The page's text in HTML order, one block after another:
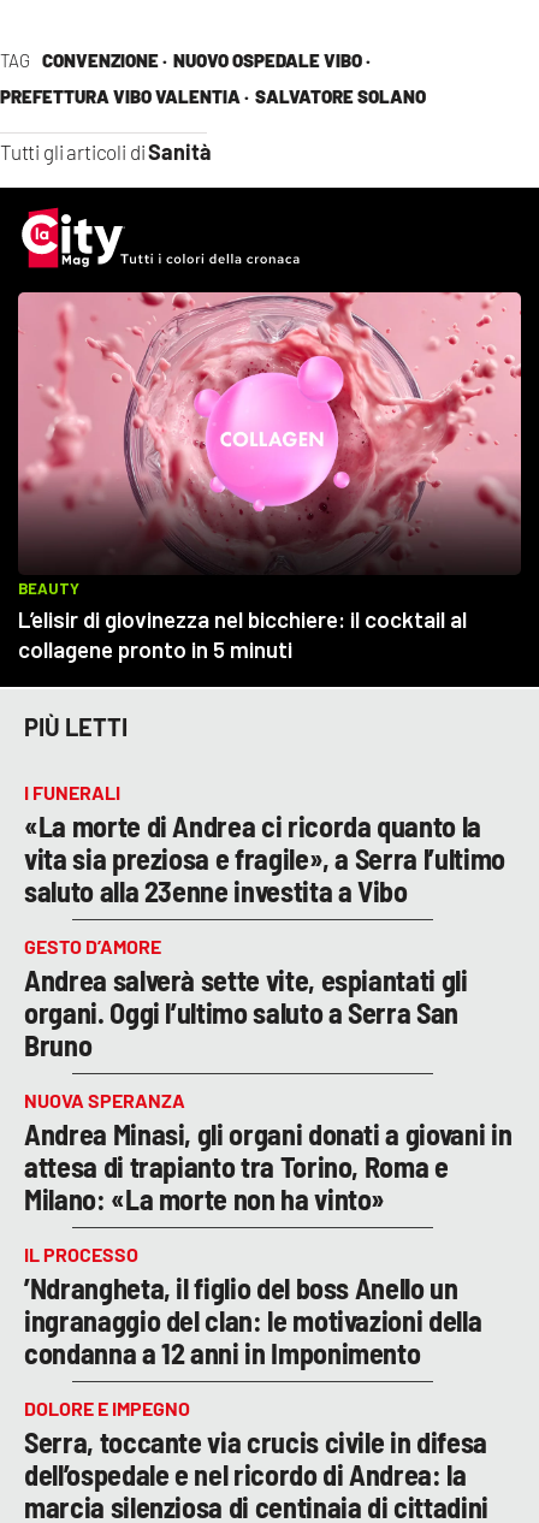
APPLE
TAG CONVENZIONE · NUOVO OSPEDALE VIBO ·
PREFETTURA VIBO VALENTIA · SALVATORE SOLANO
Tutti gli articoli diSanità
PIÙ LETTI
I FUNERALI
«La morte di Andrea ci ricorda quanto la
vita sia preziosa e fragile», a Serra l’ultimo
saluto alla 23enne investita a Vibo
GESTO D’AMORE
Andrea salverà sette vite, espiantati gli
organi. Oggi l’ultimo saluto a Serra San
Bruno
NUOVA SPERANZA
Andrea Minasi, gli organi donati a giovani in
attesa di trapianto tra Torino, Roma e
Milano: «La morte non ha vinto»
IL PROCESSO
’Ndrangheta, il figlio del boss Anello un
ingranaggio del clan: le motivazioni della
condanna a 12 anni in Imponimento
DOLORE E IMPEGNO
Serra, toccante via crucis civile in difesa
dell’ospedale e nel ricordo di Andrea: la
marcia silenziosa di centinaia di cittadini